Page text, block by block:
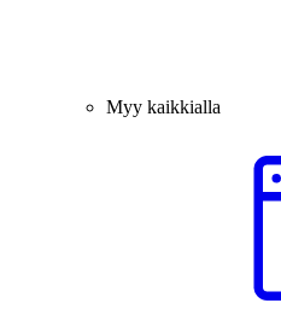
Myy kaikkialla